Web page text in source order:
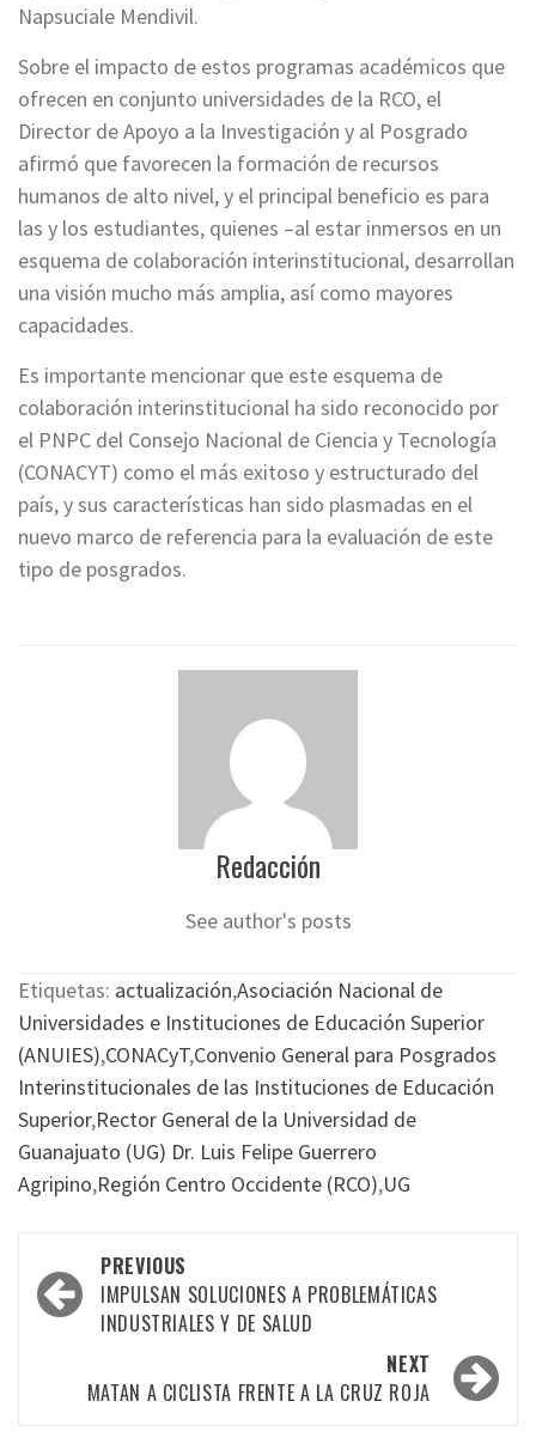
Napsuciale Mendivil.
Sobre el impacto de estos programas académicos que
ofrecen en conjunto universidades de la RCO, el
Director de Apoyo a la Investigación y al Posgrado
afirmó que favorecen la formación de recursos
humanos de alto nivel, y el principal beneficio es para
las y los estudiantes, quienes –al estar inmersos en un
esquema de colaboración interinstitucional, desarrollan
una visión mucho más amplia, así como mayores
capacidades.
Es importante mencionar que este esquema de
colaboración interinstitucional ha sido reconocido por
el PNPC del Consejo Nacional de Ciencia y Tecnología
(CONACYT) como el más exitoso y estructurado del
país, y sus características han sido plasmadas en el
nuevo marco de referencia para la evaluación de este
tipo de posgrados.
Redacción
See author's posts
Etiquetas: actualización,Asociación Nacional de
Universidades e Instituciones de Educación Superior
(ANUIES),CONACyT,Convenio General para Posgrados
Interinstitucionales de las Instituciones de Educación
Superior,Rector General de la Universidad de
Guanajuato (UG) Dr. Luis Felipe Guerrero
Agripino,Región Centro Occidente (RCO),UG
Post
navigation
PREVIOUS
IMPULSAN SOLUCIONES A PROBLEMÁTICAS
INDUSTRIALES Y DE SALUD
NEXT
MATAN A CICLISTA FRENTE A LA CRUZ ROJA